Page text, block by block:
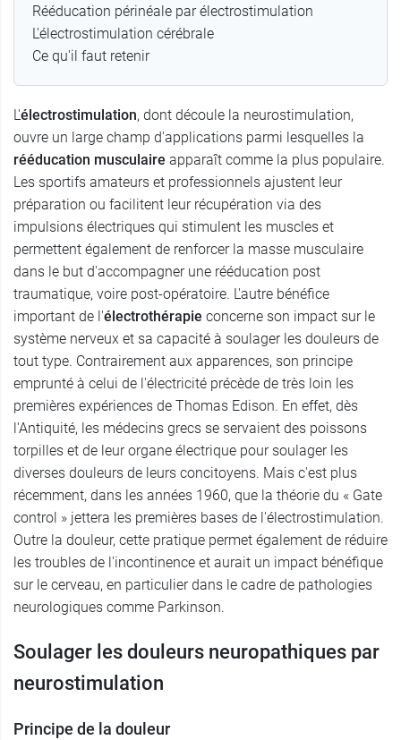
Rééducation périnéale par électrostimulation
L'électrostimulation cérébrale
Ce qu'il faut retenir
L'électrostimulation, dont découle la neurostimulation,
ouvre un large champ d'applications parmi lesquelles la
rééducation musculaire apparaît comme la plus populaire.
Les sportifs amateurs et professionnels ajustent leur
préparation ou facilitent leur récupération via des
impulsions électriques qui stimulent les muscles et
permettent également de renforcer la masse musculaire
dans le but d'accompagner une rééducation post
traumatique, voire post-opératoire. L'autre bénéfice
important de l'électrothérapie concerne son impact sur le
système nerveux et sa capacité à soulager les douleurs de
tout type. Contrairement aux apparences, son principe
emprunté à celui de l'électricité précède de très loin les
premières expériences de Thomas Edison. En effet, dès
l'Antiquité, les médecins grecs se servaient des poissons
torpilles et de leur organe électrique pour soulager les
diverses douleurs de leurs concitoyens. Mais c'est plus
récemment, dans les années 1960, que la théorie du « Gate
control » jettera les premières bases de l'électrostimulation.
Outre la douleur, cette pratique permet également de réduire
les troubles de l'incontinence et aurait un impact bénéfique
sur le cerveau, en particulier dans le cadre de pathologies
neurologiques comme Parkinson.
Soulager les douleurs neuropathiques par
neurostimulation
Principe de la douleur